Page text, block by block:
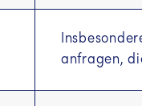
anfragen,